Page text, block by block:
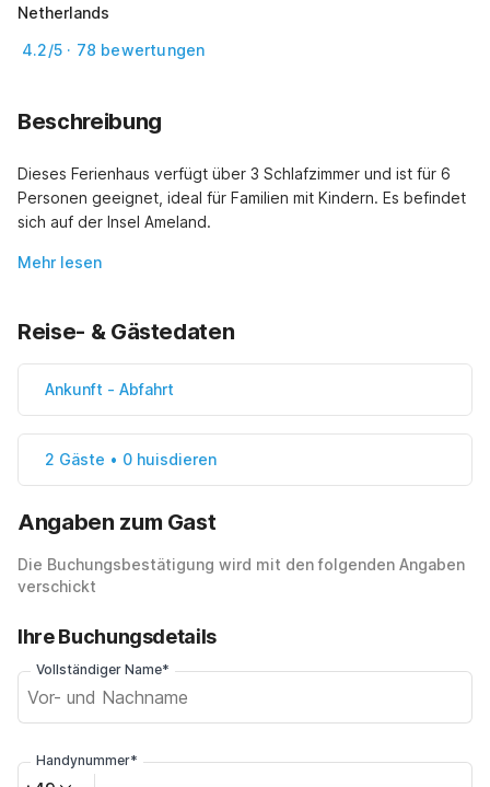
Netherlands
4.2/5 · 78 bewertungen
Beschreibung
Dieses Ferienhaus verfügt über 3 Schlafzimmer und ist für 6
Personen geeignet, ideal für Familien mit Kindern. Es befindet
sich auf der Insel Ameland.
Mehr lesen
Reise- & Gästedaten
Ankunft - Abfahrt
2 Gäste • 0 huisdieren
Angaben zum Gast
Die Buchungsbestätigung wird mit den folgenden Angaben
verschickt
Ihre Buchungsdetails
Vollständiger Name*
Handynummer*